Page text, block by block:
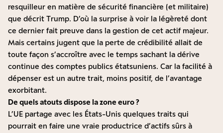
resquilleur en matière de sécurité financière (et militaire)
que décrit Trump. D’où la surprise à voir la légèreté dont
ce dernier fait preuve dans la gestion de cet actif majeur.
Mais certains jugent que la perte de crédibilité allait de
toute façon s’accroître avec le temps sachant la dérive
continue des comptes publics étatsuniens. Car la facilité à
dépenser est un autre trait, moins positif, de l’avantage
exorbitant.
De quels atouts dispose la zone euro ?
L’UE partage avec les États-Unis quelques traits qui
pourrait en faire une vraie productrice d’actifs sûrs à